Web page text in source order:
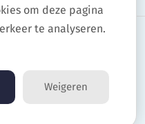
reserved.
om deze pagina
te analyseren.
Weigeren